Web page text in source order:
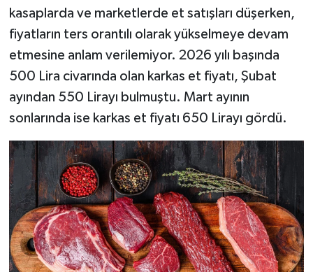
kasaplarda ve marketlerde et satışları düşerken,
fiyatların ters orantılı olarak yükselmeye devam
etmesine anlam verilemiyor. 2026 yılı başında
500 Lira civarında olan karkas et fiyatı, Şubat
ayından 550 Lirayı bulmuştu. Mart ayının
sonlarında ise karkas et fiyatı 650 Lirayı gördü.